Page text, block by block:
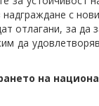
с
отлагани, за да
да
на